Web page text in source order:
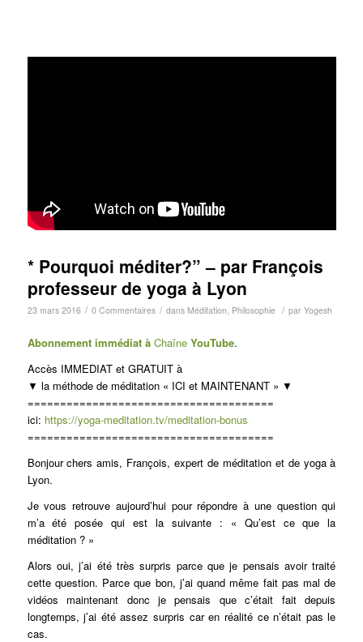
* Pourquoi méditer?” – par François
professeur de yoga à Lyon
23 mars 2016 / 0 Commentaires / dans Méditation Philosophie / par Yogesh
Abonnement immédiat à Chaîne YouTube.
Accès IMMEDIAT et GRATUIT à
▼ la méthode de méditation « ICI et MAINTENANT » ▼
======================================
ici: https://yoga-meditation.tv/meditation-bonus
======================================
Bonjour chers amis, François, expert de méditation et de yoga à
Lyon.
Je vous retrouve aujourd’hui pour répondre à une question qui
m’a été posée qui est la suivante : « Qu’est ce que la
méditation ? »
Alors oui, j’ai été très surpris parce que je pensais avoir traité
cette question. Parce que bon, j’ai quand même fait pas mal de
vidéos maintenant donc je pensais que c’était fait depuis
longtemps, j’ai été assez surpris car en réalité ce n’était pas le
cas.